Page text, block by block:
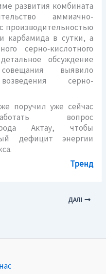
развития комбината
аммиачно-
производительностью
карбамида в сутки, а
серно-кислотного
обсуждение
выявило
серно-
поручил уже сейчас
вопрос
Актау, чтобы
дефицит энергии
Тренд
ДАЛІ